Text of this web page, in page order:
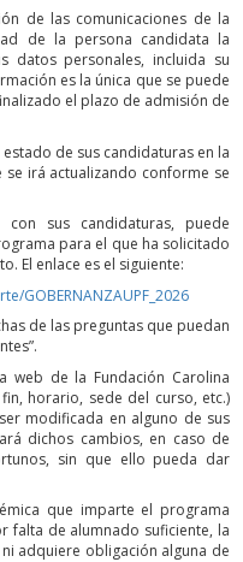
de las comunicaciones de la
de la persona candidata la
datos personales, incluida su
es la única que se puede
el plazo de admisión de
de sus candidaturas en la
irá actualizando conforme se
sus candidaturas, puede
para el que ha solicitado
El enlace es el siguiente:
GOBERNANZAUPF_2026
de las preguntas que puedan
web de la Fundación Carolina
horario, sede del curso, etc.)
modificada en alguno de sus
dichos cambios, en caso de
sin que ello pueda dar
que imparte el programa
falta de alumnado suficiente, la
adquiere obligación alguna de